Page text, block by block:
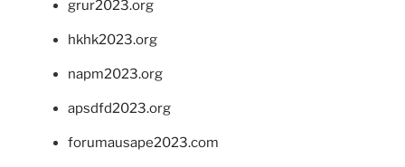
grur2023.org
hkhk2023.org
napm2023.org
apsdfd2023.org
forumausape2023.com